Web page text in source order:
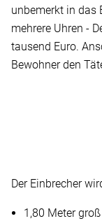
unbemerkt in das
mehrere Uhren -
tausend Euro.
Bewohner den
Der Einbrecher
1,80 Meter groß